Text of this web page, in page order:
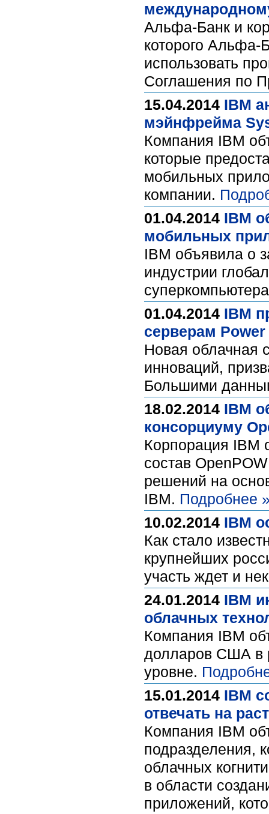
Альфа-Банк и
которого Альфа-
использовать
Соглашения по
15.04.2014 IBM
мэйнфрейма
Компания IBM
которые
мобильных
компании.
01.04.2014 IBM
мобильных
IBM объявила о
индустрии
01.04.2014 IBM
серверам
Новая облачная
инноваций,
Большими
18.02.2014 IBM
консорциуму
Корпорация IBM
состав
решений на
IBM. Подробнее
10.02.2014 IBM
Как стало
крупнейших
участь ждет и
24.01.2014 IBM
облачных
Компания IBM
долларов США в
уровне.
15.01.2014 IBM
отвечать на
Компания IBM
подразделения,
облачных
в области
приложений,